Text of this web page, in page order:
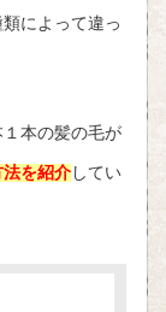
によって違っ
本の髪の毛が
を紹介してい